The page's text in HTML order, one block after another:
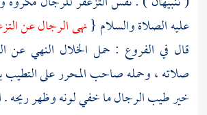
عليه الصلاة والسلام {نهى الرجال عن
قال في الفروع : حمل الخلال النهي عن
صلاته ، وحمله صاحب المحرر على التطيب
خير طيب الرجال ما خفي لونه وظهر ريحه .